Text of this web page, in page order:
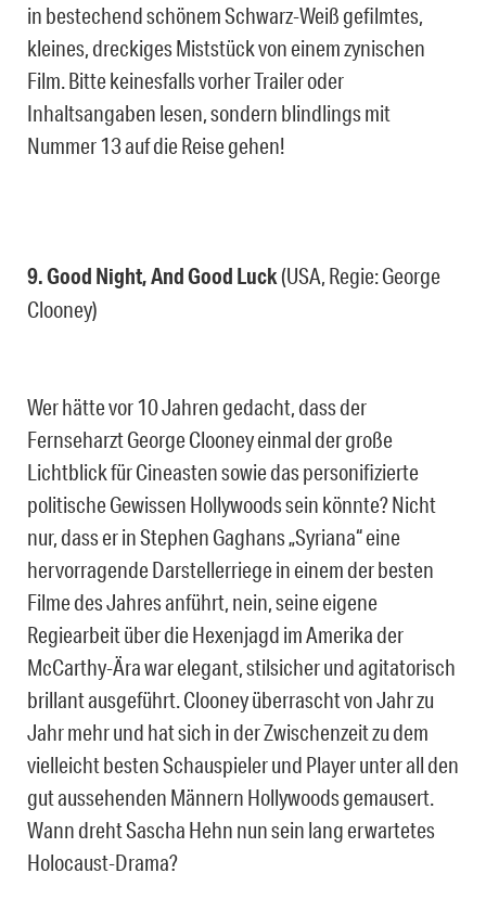
in bestechend schönem Schwarz-Weiß gefilmtes,
kleines, dreckiges Miststück von einem zynischen
Film. Bitte keinesfalls vorher Trailer oder
Inhaltsangaben lesen, sondern blindlings mit
Nummer 13 auf die Reise gehen!
9. Good Night, And Good Luck(USA, Regie: George
Clooney)
Wer hätte vor 10 Jahren gedacht, dass der
Fernseharzt George Clooney einmal der große
Lichtblick für Cineasten sowie das personifizierte
politische Gewissen Hollywoods sein könnte? Nicht
nur, dass er in Stephen Gaghans „Syriana“ eine
hervorragende Darstellerriege in einem der besten
Filme des Jahres anführt, nein, seine eigene
Regiearbeit über die Hexenjagd im Amerika der
McCarthy-Ära war elegant, stilsicher und agitatorisch
brillant ausgeführt. Clooney überrascht von Jahr zu
Jahr mehr und hat sich in der Zwischenzeit zu dem
vielleicht besten Schauspieler und Player unter all den
gut aussehenden Männern Hollywoods gemausert.
Wann dreht Sascha Hehn nun sein lang erwartetes
Holocaust-Drama?